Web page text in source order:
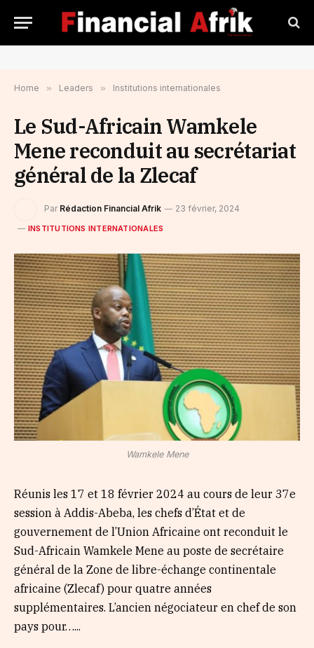
Home » Leaders » Institutions internationales
Le Sud-Africain Wamkele
Mene reconduit au secrétariat
général de la Zlecaf
Par Rédaction Financial Afrik 23 février, 2024
INSTITUTIONS INTERNATIONALES
Wamkele Mene
Réunis les 17 et 18 février 2024 au cours de leur 37e
session à Addis-Abeba, les chefs d’État et de
gouvernement de l’Union Africaine ont reconduit le
Sud-Africain Wamkele Mene au poste de secrétaire
général de la Zone de libre-échange continentale
africaine (Zlecaf) pour quatre années
supplémentaires. L’ancien négociateur en chef de son
pays pour…...